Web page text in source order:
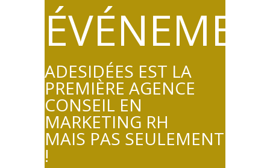
ADESIDÉES EST LA
PREMIÈRE AGENCE
CONSEIL EN
MARKETING RH
MAIS PAS SEULEMENT
!